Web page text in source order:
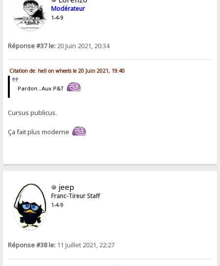
Modérateur
1-4-9
Réponse #37 le: 20 Juin 2021, 20:34
Citation de: hell on wheels le 20 Juin 2021, 19:40
Pardon…Aux P&T
Cursus publicus.
Ça fait plus moderne
jeep
Franc-Tireur Staff
1-4-9
Réponse #38 le: 11 Juillet 2021, 22:27